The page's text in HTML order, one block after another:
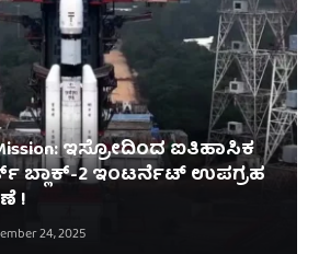
Mission: ಇಸ್ರೋದಿಂದ ಐತಿಹಾಸಿಕ
ಬ್ಲಾಕ್-2 ಇಂಟರ್ನೆಟ್ ಉಪಗ್ರಹ
!
24, 2025